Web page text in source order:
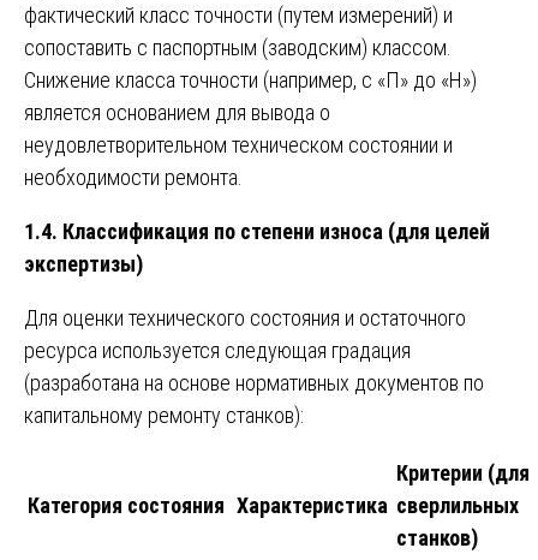
фактический класс точности (путем измерений) и
сопоставить с паспортным (заводским) классом.
Снижение класса точности (например, с «П» до «Н»)
является основанием для вывода о
неудовлетворительном техническом состоянии и
необходимости ремонта.
1.4. Классификация по степени износа (для целей
экспертизы)
Для оценки технического состояния и остаточного
ресурса используется следующая градация
(разработана на основе нормативных документов по
капитальному ремонту станков):
Категория состояния Характеристика
Критерии (для
сверлильных
станков)